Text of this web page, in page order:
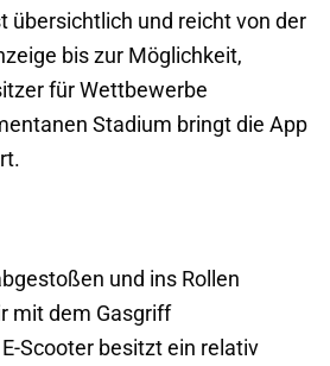
übersichtlich und reicht von der
bis zur Möglichkeit,
für Wettbewerbe
Stadium bringt die App
und ins Rollen
mit dem Gasgriff
Scooter besitzt ein relativ